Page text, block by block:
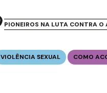
PIONEIROS NA LUTA CONTRA O
VIOLÊNCIA SEXUAL COMO